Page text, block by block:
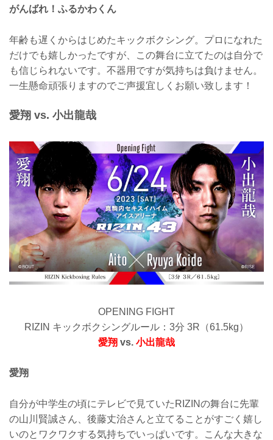
がんばれ！ふるかわくん
年齢も遅くからはじめたキックボクシング。プロになれた
だけでも嬉しかったですが、この舞台に立てたのは自分で
も信じられないです。不器用ですが気持ちは負けません。
一生懸命頑張りますのでご声援宜しくお願い致します！
愛翔 vs. 小出龍哉
OPENING FIGHT
RIZIN キックボクシングルール：3分 3R（61.5kg）
愛翔 vs. 小出龍哉
愛翔
自分が中学生の頃にテレビで見ていたRIZINの舞台に先輩
の山川賢誠さん、後藤丈治さんと立てることがすごく嬉し
いのとワクワクする気持ちでいっぱいです。こんな大きな